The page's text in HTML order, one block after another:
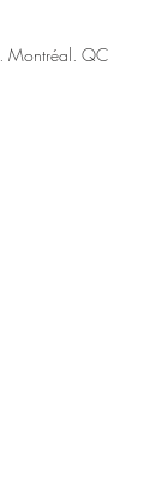
Montréal, QC